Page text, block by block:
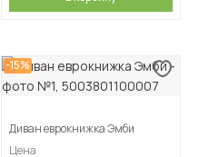
-15%
Диван еврокнижка Эмби
Цена